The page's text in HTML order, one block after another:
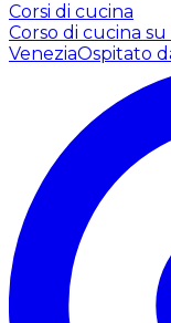
Corsi di cucina
Corso di cucina
VeneziaOspitato